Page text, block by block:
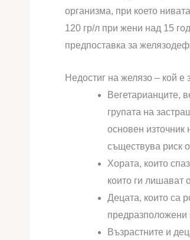
организма, при което
120 гр/л при жени над 15
предпоставка за
Недостиг на желязо – кой е
Вегетарианците,
групата на
основен източник
съществува риск
Хората, които
които ги лишават
Децата, които са
Възрастните и